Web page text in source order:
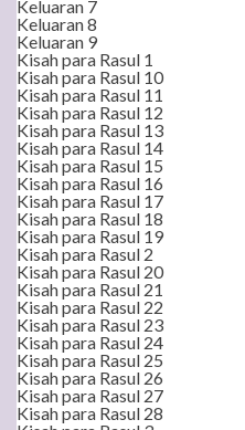
Keluaran 7
Keluaran 8
Keluaran 9
Kisah para Rasul 1
Kisah para Rasul 10
Kisah para Rasul 11
Kisah para Rasul 12
Kisah para Rasul 13
Kisah para Rasul 14
Kisah para Rasul 15
Kisah para Rasul 16
Kisah para Rasul 17
Kisah para Rasul 18
Kisah para Rasul 19
Kisah para Rasul 2
Kisah para Rasul 20
Kisah para Rasul 21
Kisah para Rasul 22
Kisah para Rasul 23
Kisah para Rasul 24
Kisah para Rasul 25
Kisah para Rasul 26
Kisah para Rasul 27
Kisah para Rasul 28